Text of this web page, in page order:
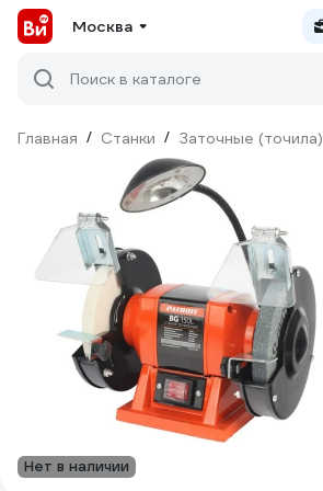
Москва
Поиск в каталоге
Главная / Станки / Заточные (точила)
Нет в наличии